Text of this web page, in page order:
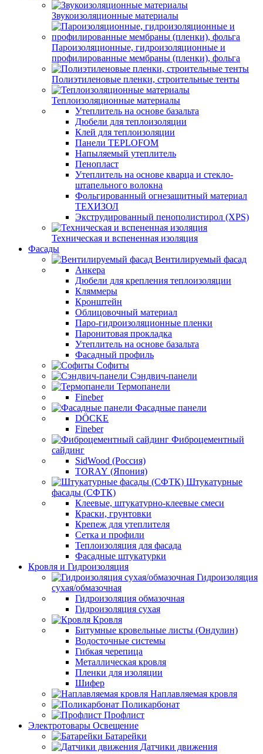
Звукоизоляционные материалы
Пароизоляционные, гидроизоляционные и
профилированные мембраны (пленки), фольга
Полиэтиленовые пленки, строительные тенты
Теплоизоляционные материалы
Утеплитель на основе базальта
Дюбели для теплоизоляции
Клей для теплоизоляции
Панели TEPLOFOM
Напыляемый утеплитель
Пенопласт
Утеплитель на основе кварца и стекло-
штапельного волокна
Фольгированный огнезащитный материал
ТЕХИЗОЛ
Экструдированный пенополистирол (XPS)
Техническая и вспененная изоляция
Фасады
Вентилируемый фасад
Анкера
Дюбели для крепления теплоизоляции
Кляммеры
Кронштейн
Облицовочный материал
Паро-гидроизоляционные пленки
Паронитовая прокладка
Утеплитель на основе базальта
Фасадный профиль
Софиты
Сэндвич-панели
Термопанели
Fineber
Фасадные панели
DÖCKE
Fineber
Фиброцементный
сайдинг
SidWood (Россия)
TORAY (Япония)
Штукатурные
фасады (СФТК)
Клеевые, штукатурно-клеевые смеси
Краски, грунтовки
Крепеж для утеплителя
Сетка и профили
Теплоизоляция для фасада
Фасадные штукатурки
Кровля и Гидроизоляция
Гидроизоляция
сухая/обмазочная
Гидроизоляция обмазочная
Гидроизоляция сухая
Кровля
Битумные кровельные листы (Ондулин)
Водосточные системы
Гибкая черепица
Металлическая кровля
Пленки для изоляции
Шифер
Наплавляемая кровля
Поликарбонат
Профлист
Электротовары Освещение
Батарейки
Датчики движения